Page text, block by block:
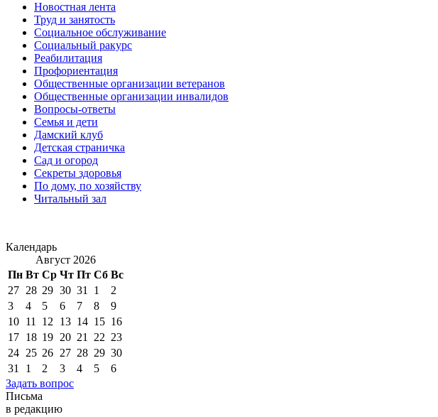
Новостная лента
Труд и занятость
Социальное обслуживание
Социальный ракурс
Реабилитация
Профориентация
Общественные организации ветеранов
Общественные организации инвалидов
Вопросы-ответы
Семья и дети
Дамский клуб
Детская страничка
Сад и огород
Секреты здоровья
По дому, по хозяйству
Читальный зал
Календарь
Август 2026
Пн Вт Ср Чт Пт Сб Вс
27 28 29 30 31 1
2
3
4 5 6 7 8
9
10 11 12 13 14 15 16
17 18 19 20 21 22 23
24 25 26 27 28 29 30
31
1 2 3 4 5
6
Задать вопрос
Письма
в редакцию